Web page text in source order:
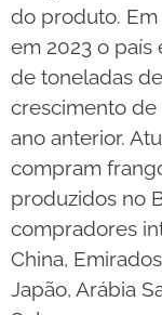
do produto.
em 2023 o país
de toneladas
crescimento de
ano anterior.
compram
produzidos no
compradores
China,
Japão, Arábia